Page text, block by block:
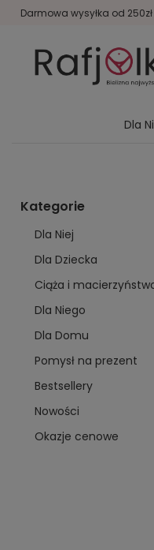
Darmowa wysyłka od
Dla
Kategorie
Dla Niej
Dla Dziecka
Ciąża i
Dla Niego
Dla Domu
Pomysł na prezent
Bestsellery
Nowości
Okazje cenowe
Kolanówki
damskie